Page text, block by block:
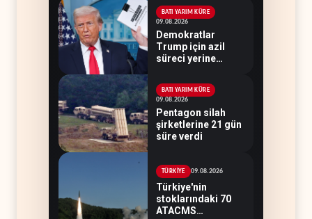
BATI YARIM KÜRE
09.08.2026
Demokratlar
Trump için azil
süreci yerine
hazırlıyor
BATI YARIM KÜRE
09.08.2026
Pentagon silah
şirketlerine 21 gün
süre verdi
TÜRKİYE 09.08.2026
Türkiye'nin
stoklarındaki 70
ATACMS